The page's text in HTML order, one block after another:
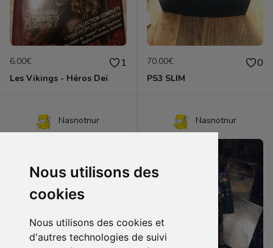
Nous utilisons des
cookies
Nous utilisons des cookies et
d'autres technologies de suivi
6.00€ 1
Les Vikings - Héros Deï
70.00€ 0
PS3 SLIM
Nasnotnur Nasnotnur